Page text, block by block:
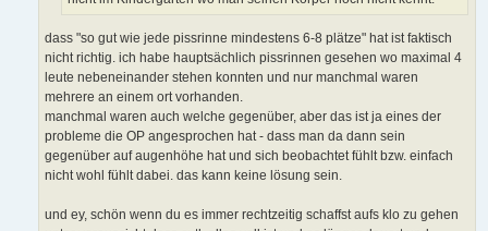
dass "so gut wie jede pissrinne mindestens 6-8 plätze" hat ist faktisch
nicht richtig. ich habe hauptsächlich pissrinnen gesehen wo maximal 4
leute nebeneinander stehen konnten und nur manchmal waren
mehrere an einem ort vorhanden.
manchmal waren auch welche gegenüber, aber das ist ja eines der
probleme die OP angesprochen hat - dass man da dann sein
gegenüber auf augenhöhe hat und sich beobachtet fühlt bzw. einfach
nicht wohl fühlt dabei. das kann keine lösung sein.
und ey, schön wenn du es immer rechtzeitig schaffst aufs klo zu gehen